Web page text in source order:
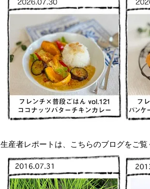
生産者レポートは、こちらのブログをご覧